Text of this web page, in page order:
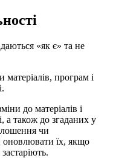
«як є» та не
матеріалів, програм і
до матеріалів і
а також до згаданих у
чи
оновлювати їх, якщо